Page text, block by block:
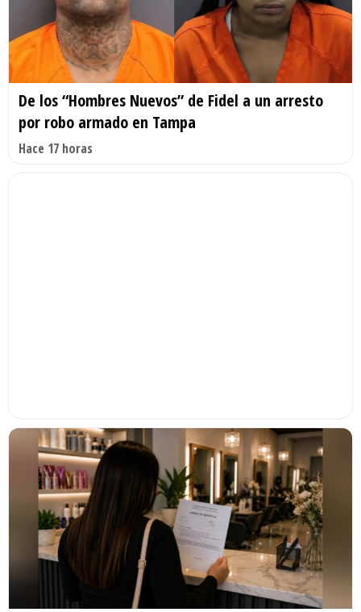
De los “Hombres Nuevos” de Fidel a un arresto
por robo armado en Tampa
Hace 17 horas